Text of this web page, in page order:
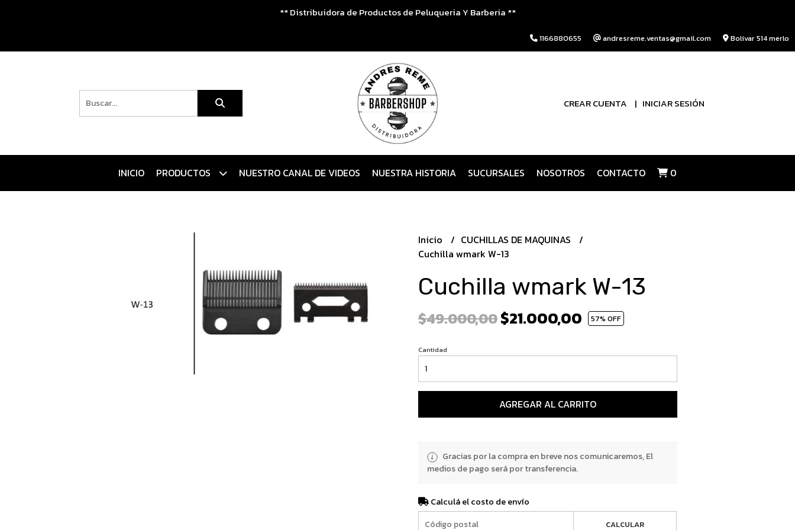
** Distribuidora de Productos de Peluqueria Y Barberia **
1166880655 andresreme.ventas@gmail.com Bolivar 514 merlo
CREAR CUENTA INICIAR SESIÓN
INICIO PRODUCTOS NUESTRO CANAL DE VIDEOS NUESTRA HISTORIA SUCURSALES NOSOTROS CONTACTO 0
Inicio
CUCHILLAS DE MAQUINAS
Cuchilla wmark W-13
Cuchilla wmark W-13
$49.000,00$21.000,00 57% OFF
Cantidad
AGREGAR AL CARRITO
Gracias por la compra en breve nos comunicaremos, El
medios de pago será por transferencia.
Calculá el costo de envío
CALCULAR